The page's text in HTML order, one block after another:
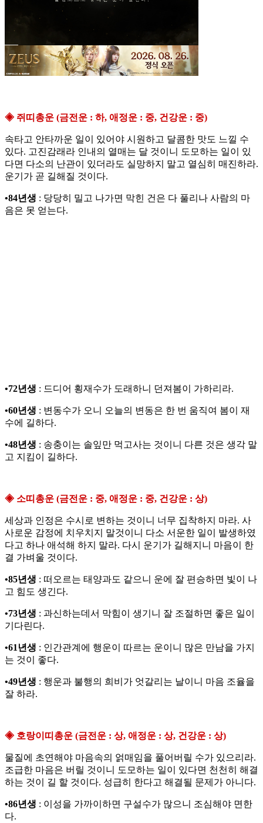
◈ 쥐띠총운 (금전운 : 하, 애정운 : 중, 건강운 : 중)
속타고 안타까운 일이 있어야 시원하고 달콤한 맛도 느낄 수
있다. 고진감래라 인내의 열매는 달 것이니 도모하는 일이 있
다면 다소의 난관이 있더라도 실망하지 말고 열심히 매진하라.
운기가 곧 길해질 것이다.
•84년생 : 당당히 밀고 나가면 막힌 건은 다 풀리나 사람의 마
음은 못 얻는다.
•72년생 : 드디어 횡재수가 도래하니 던져봄이 가하리라.
•60년생 : 변동수가 오니 오늘의 변동은 한 번 움직여 봄이 재
수에 길하다.
•48년생 : 송충이는 솔잎만 먹고사는 것이니 다른 것은 생각 말
고 지킴이 길하다.
◈ 소띠총운 (금전운 : 중, 애정운 : 중, 건강운 : 상)
세상과 인정은 수시로 변하는 것이니 너무 집착하지 마라. 사
사로운 감정에 치우치지 말것이니 다소 서운한 일이 발생하였
다고 하나 애석해 하지 말라. 다시 운기가 길해지니 마음이 한
결 가벼울 것이다.
•85년생 : 떠오르는 태양과도 같으니 운에 잘 편승하면 빛이 나
고 힘도 생긴다.
•73년생 : 과신하는데서 막힘이 생기니 잘 조절하면 좋은 일이
기다린다.
•61년생 : 인간관계에 행운이 따르는 운이니 많은 만남을 가지
는 것이 좋다.
•49년생 : 행운과 불행의 희비가 엇갈리는 날이니 마음 조율을
잘 하라.
◈ 호랑이띠총운 (금전운 : 상, 애정운 : 상, 건강운 : 상)
물질에 초연해야 마음속의 얽매임을 풀어버릴 수가 있으리라.
조급한 마음은 버릴 것이니 도모하는 일이 있다면 천천히 해결
하는 것이 길 할 것이다. 성급히 한다고 해결될 문제가 아니다.
•86년생 : 이성을 가까이하면 구설수가 많으니 조심해야 면한
다.